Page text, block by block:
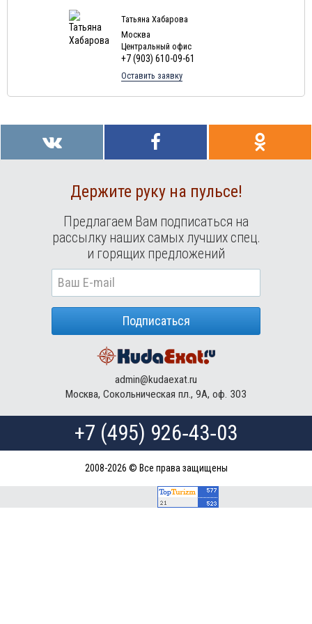
Туры в Маврикий в августе
Татьяна Хабарова
Москва
Центральный офис
+7 (903) 610-09-61
Оставить заявку
Держите руку на пульсе!
Предлагаем Вам подписаться на
рассылку наших самых лучших спец.
и горящих предложений
Подписаться
admin@kudaexat.ru
Москва, Сокольническая пл., 9А, оф. 303
+7 (495) 926‑43‑03
2008-2026 © Все права защищены